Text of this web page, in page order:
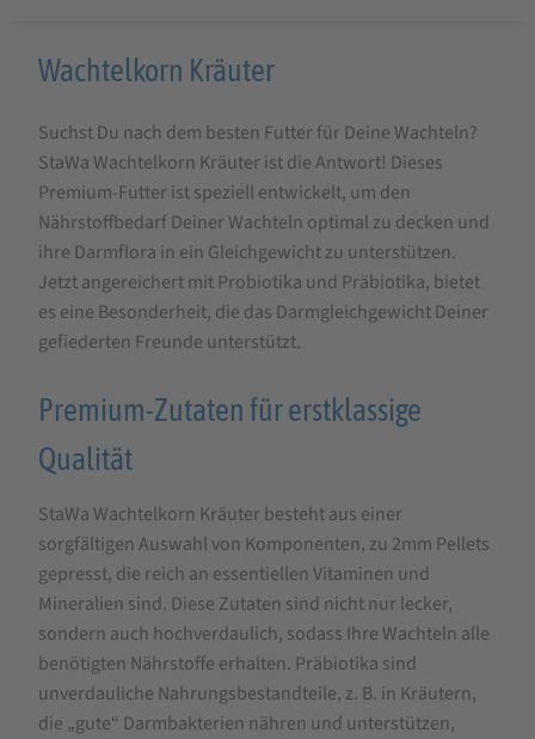
Produktbeschreibung
StaWa
Wachtelkorn
Kräuter
Wachtelfutter
Wachtelkorn Kräuter
Suchst Du nach dem besten Futter für Deine Wachteln?
StaWa Wachtelkorn Kräuter ist die Antwort! Dieses
Premium-Futter ist speziell entwickelt, um den
Nährstoffbedarf Deiner Wachteln optimal zu decken und
ihre Darmflora in ein Gleichgewicht zu unterstützen.
Jetzt angereichert mit Probiotika und Präbiotika, bietet
es eine Besonderheit, die das Darmgleichgewicht Deiner
gefiederten Freunde unterstützt.
Premium-Zutaten für erstklassige
Qualität
StaWa Wachtelkorn Kräuter besteht aus einer
sorgfältigen Auswahl von Komponenten, zu 2mm Pellets
gepresst, die reich an essentiellen Vitaminen und
Mineralien sind. Diese Zutaten sind nicht nur lecker,
sondern auch hochverdaulich, sodass Ihre Wachteln alle
benötigten Nährstoffe erhalten. Präbiotika sind
unverdauliche Nahrungsbestandteile, z. B. in Kräutern,
die „gute“ Darmbakterien nähren und unterstützen,